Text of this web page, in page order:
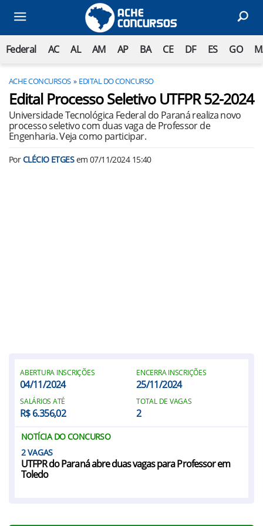
Federal AC AL AM AP BA CE DF ES GO
ACHE CONCURSOS EDITAL DO CONCURSO
Edital Processo Seletivo UTFPR 52-2024
Universidade Tecnológica Federal do Paraná realiza novo
processo seletivo com duas vaga de Professor de
Engenharia. Veja como participar.
PorCLÉCIO ETGESem 07/11/2024 15:40
ABERTURA INSCRIÇÕES
04/11/2024
ENCERRA INSCRIÇÕES
25/11/2024
SALÁRIOS ATÉ
R$ 6.356,02
TOTAL DE VAGAS
2
NOTÍCIA DO CONCURSO
2
UTFPR do Paraná abre duas vagas para Professor em
Toledo